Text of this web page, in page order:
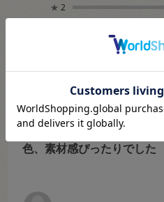
★ 2
色、素材感ぴったりでした